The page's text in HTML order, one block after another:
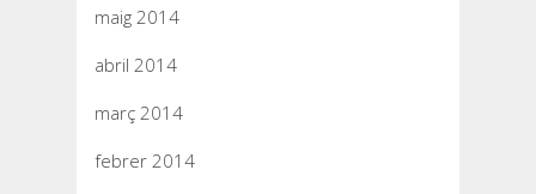
maig 2014
abril 2014
març 2014
febrer 2014